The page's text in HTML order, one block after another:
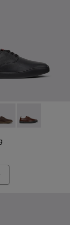
régénératif
001 - Bottines
- K100977-004
Touring -
Peu Touring -